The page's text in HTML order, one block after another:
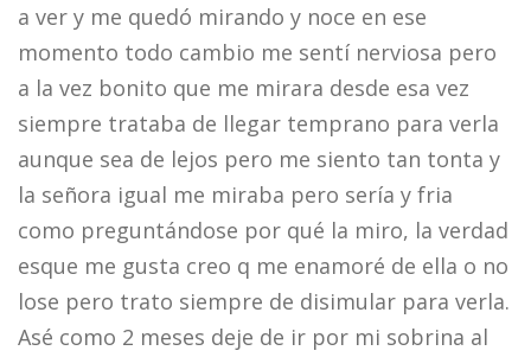
a ver y me quedó mirando y noce en ese
momento todo cambio me sentí nerviosa pero
a la vez bonito que me mirara desde esa vez
siempre trataba de llegar temprano para verla
aunque sea de lejos pero me siento tan tonta y
la señora igual me miraba pero sería y fria
como preguntándose por qué la miro, la verdad
esque me gusta creo q me enamoré de ella o no
lose pero trato siempre de disimular para verla.
Asé como 2 meses deje de ir por mi sobrina al